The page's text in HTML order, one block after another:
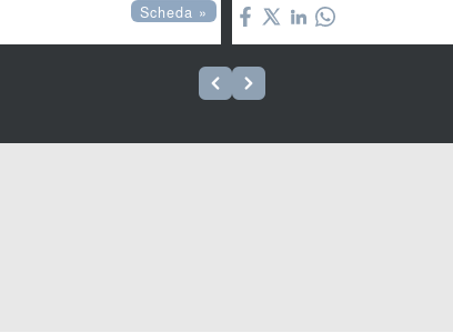
Scheda »